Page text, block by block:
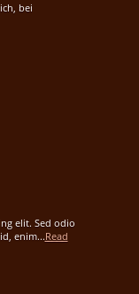
bei
elit. Sed odio
enim...Read